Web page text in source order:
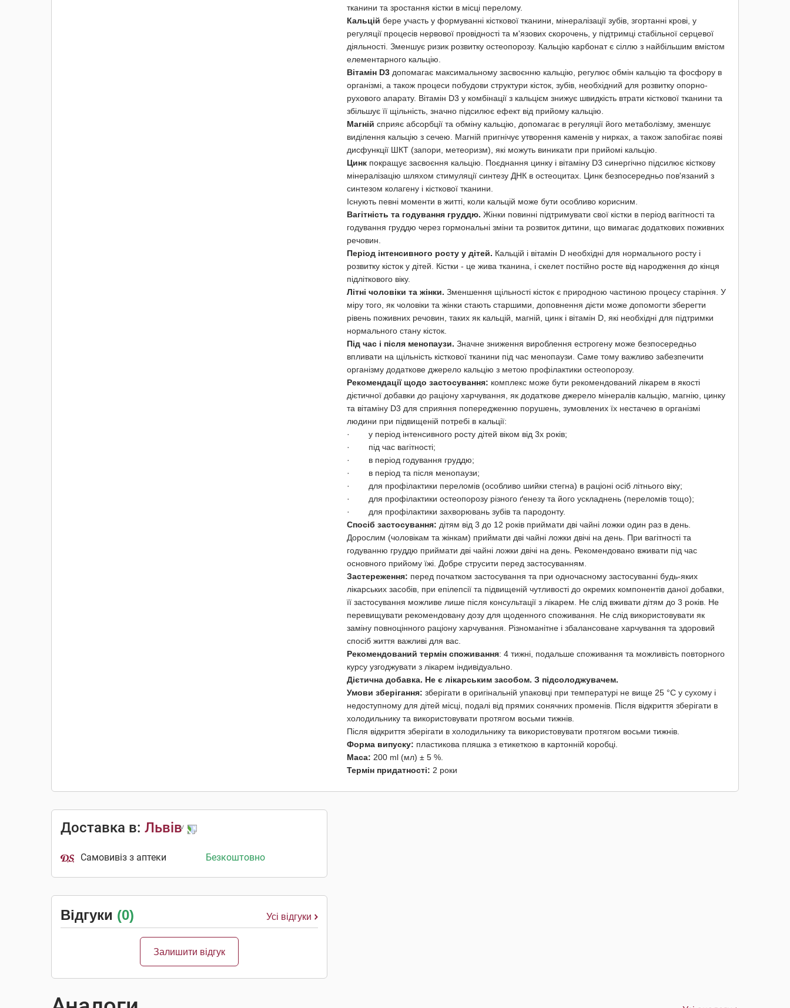
тканини та зростання кістки в місці перелому.
Кальцій бере участь у формуванні кісткової тканини, мінералізації зубів, згортанні крові, у
регуляції процесів нервової провідності та м'язових скорочень, у підтримці стабільної серцевої
діяльності. Зменшує ризик розвитку остеопорозу. Кальцію карбонат є сіллю з найбільшим вмістом
елементарного кальцію.
Вітамін D3 допомагає максимальному засвоєнню кальцію, регулює обмін кальцію та фосфору в
організмі, а також процеси побудови структури кісток, зубів, необхідний для розвитку опорно-
рухового апарату. Вітамін D3 у комбінації з кальцієм знижує швидкість втрати кісткової тканини та
збільшує її щільність, значно підсилює ефект від прийому кальцію.
Магній сприяє абсорбції та обміну кальцію, допомагає в регуляції його метаболізму, зменшує
виділення кальцію з сечею. Магній пригнічує утворення каменів у нирках, а також запобігає появі
дисфункції ШКТ (запори, метеоризм), які можуть виникати при прийомі кальцію.
Цинк покращує засвоєння кальцію. Поєднання цинку і вітаміну D3 синергічно підсилює кісткову
мінералізацію шляхом стимуляції синтезу ДНК в остеоцитах. Цинк безпосередньо пов'язаний з
синтезом колагену і кісткової тканини.
Існують певні моменти в житті, коли кальцій може бути особливо корисним.
Вагітність та годування груддю. Жінки повинні підтримувати свої кістки в період вагітності та
годування груддю через гормональні зміни та розвиток дитини, що вимагає додаткових поживних
речовин.
Період інтенсивного росту у дітей. Кальцій і вітамін D необхідні для нормального росту і
розвитку кісток у дітей. Кістки - це жива тканина, і скелет постійно росте від народження до кінця
підліткового віку.
Літні чоловіки та жінки. Зменшення щільності кісток є природною частиною процесу старіння. У
міру того, як чоловіки та жінки стають старшими, доповнення дієти може допомогти зберегти
рівень поживних речовин, таких як кальцій, магній, цинк і вітамін D, які необхідні для підтримки
нормального стану кісток.
Під час і після менопаузи. Значне зниження вироблення естрогену може безпосередньо
впливати на щільність кісткової тканини під час менопаузи. Саме тому важливо забезпечити
організму додаткове джерело кальцію з метою профілактики остеопорозу.
Рекомендації щодо застосування: комплекс може бути рекомендований лікарем в якості
дієтичної добавки до раціону харчування, як додаткове джерело мінералів кальцію, магнію, цинку
та вітаміну D3 для сприяння попередженню порушень, зумовлених їх нестачею в організмі
людини при підвищеній потребі в кальції:
· у період інтенсивного росту дітей віком від 3х років;
· під час вагітності;
· в період годування груддю;
· в період та після менопаузи;
· для профілактики переломів (особливо шийки стегна) в раціоні осіб літнього віку;
· для профілактики остеопорозу різного ґенезу та його ускладнень (переломів тощо);
· для профілактики захворювань зубів та пародонту.
Спосіб застосування: дітям від 3 до 12 років приймати дві чайні ложки один раз в день.
Дорослим (чоловікам та жінкам) приймати дві чайні ложки двічі на день. При вагітності та
годуванню груддю приймати дві чайні ложки двічі на день. Рекомендовано вживати під час
основного прийому їжі. Добре струсити перед застосуванням.
Застереження: перед початком застосування та при одночасному застосуванні будь-яких
лікарських засобів, при епілепсії та підвищеній чутливості до окремих компонентів даної добавки,
її застосування можливе лише після консультації з лікарем. Не слід вживати дітям до 3 років. Не
перевищувати рекомендовану дозу для щоденного споживання. Не слід використовувати як
заміну повноцінного раціону харчування. Різноманітне і збалансоване харчування та здоровий
спосіб життя важливі для вас.
Рекомендований термін споживання: 4 тижні, подальше споживання та можливість повторного
курсу узгоджувати з лікарем індивідуально.
Дієтична добавка. Не є лікарським засобом. З підсолоджувачем.
Умови зберігання: зберігати в оригінальній упаковці при температурі не вище 25 °C у сухому і
недоступному для дітей місці, подалі від прямих сонячних променів. Після відкриття зберігати в
холодильнику та використовувати протягом восьми тижнів.
Після відкриття зберігати в холодильнику та використовувати протягом восьми тижнів.
Форма випуску: пластикова пляшка з етикеткою в картонній коробці.
Маса: 200 ml (мл) ± 5 %.
Термін придатності: 2 роки
Доставка в: Львів
Самовивіз з аптеки Безкоштовно
Відгуки (0) Усі відгуки
Залишити відгук